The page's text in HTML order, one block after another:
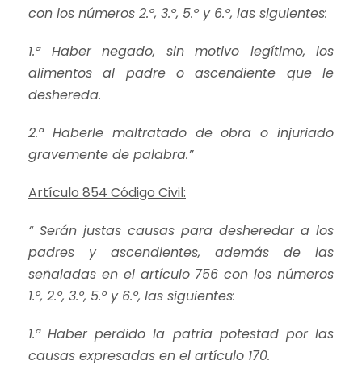
con los números 2.º, 3.º, 5.º y 6.º, las siguientes:
1.ª Haber negado, sin motivo legítimo, los
alimentos al padre o ascendiente que le
deshereda.
2.ª Haberle maltratado de obra o injuriado
gravemente de palabra.”
Artículo 854 Código Civil:
“ Serán justas causas para desheredar a los
padres y ascendientes, además de las
señaladas en el artículo 756 con los números
1.º, 2.º, 3.º, 5.º y 6.º, las siguientes:
1.ª Haber perdido la patria potestad por las
causas expresadas en el artículo 170.